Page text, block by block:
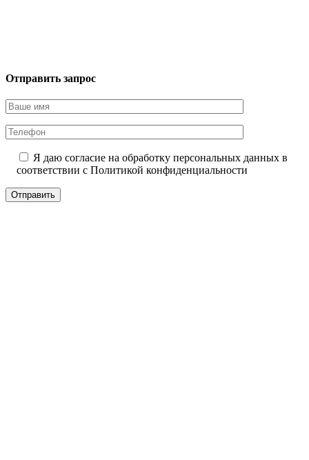
Отправить запрос
Я даю согласие на обработку персональных данных в
соответствии с Политикой конфиденциальности